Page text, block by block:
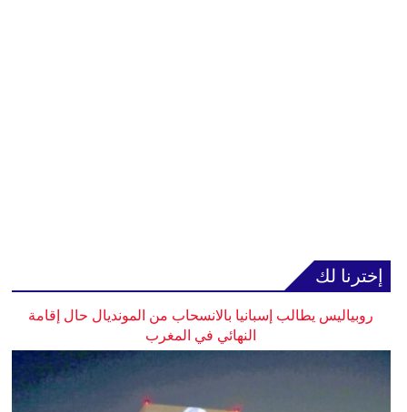
إخترنا لك
روبياليس يطالب إسبانيا بالانسحاب من المونديال حال إقامة
النهائي في المغرب